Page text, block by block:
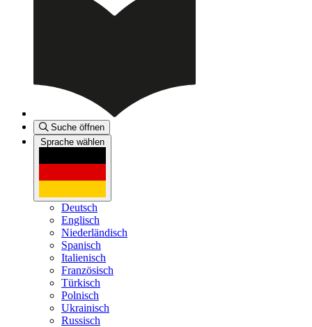
Suche öffnen
Sprache wählen
Deutsch
Englisch
Niederländisch
Spanisch
Italienisch
Französisch
Türkisch
Polnisch
Ukrainisch
Russisch